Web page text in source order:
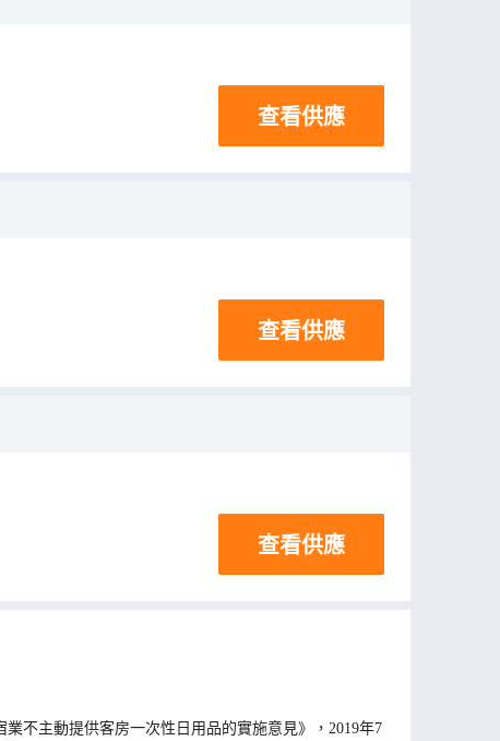
查看供應
查看供應
查看供應
不主動提供客房一次性日用品的實施意見》，2019年7